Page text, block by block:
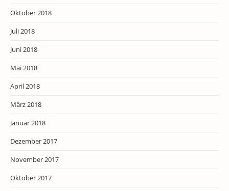
Oktober 2018
Juli 2018
Juni 2018
Mai 2018
April 2018
März 2018
Januar 2018
Dezember 2017
November 2017
Oktober 2017